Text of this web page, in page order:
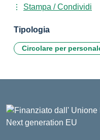
Stampa / Condividi
Tipologia
Circolare per